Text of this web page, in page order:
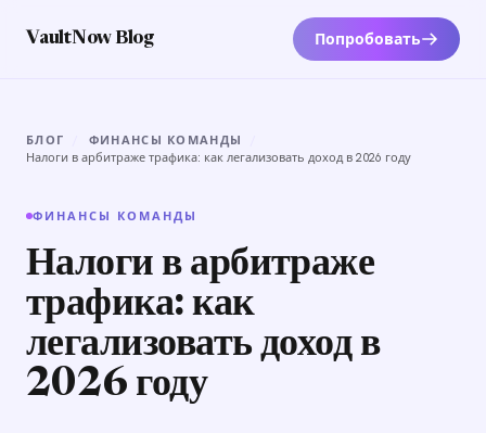
VaultNow Blog Попробовать
БЛОГ ФИНАНСЫ КОМАНДЫ
Налоги в арбитраже трафика: как легализовать доход в 2026 году
ФИНАНСЫ КОМАНДЫ
Налоги в арбитраже
трафика: как
легализовать доход в
2026 году